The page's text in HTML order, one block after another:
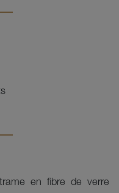
en fibre de verre